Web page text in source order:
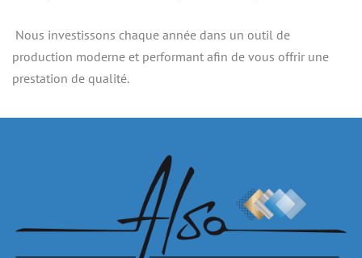
Nous investissons chaque année dans un outil de
production moderne et performant afin de vous offrir une
prestation de qualité.